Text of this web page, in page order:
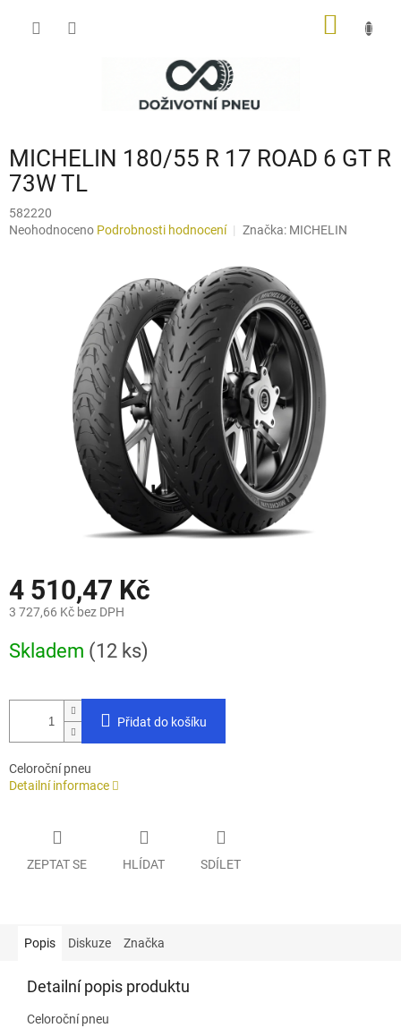
MICHELIN 180/55 R 17 ROAD 6 GT R
73W TL
582220
Průměrné
Neohodnoceno Podrobnosti hodnocení Značka: MICHELIN
4 510,47 Kč
3 727,66 Kč bez DPH
cena:
Skladem (12 ks)
Přidat do košíku
Celoroční pneu
Detailní informace
ZEPTAT SE HLÍDAT SDÍLET
Popis Diskuze Značka
Detailní popis produktu
Celoroční pneu